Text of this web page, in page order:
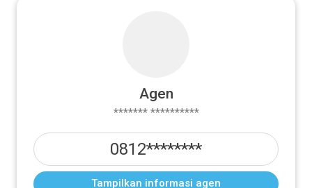
Agen
******* **********
0812********
Tampilkan informasi agen